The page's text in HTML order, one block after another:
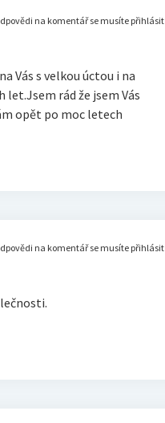
Vás s velkou úctou i na
rád že jsem Vás
opět po moc letech
na komentář se musíte přihlásit
na komentář se musíte přihlásit